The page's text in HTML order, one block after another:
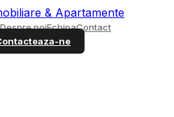
Despre noiEchipaContact
ne